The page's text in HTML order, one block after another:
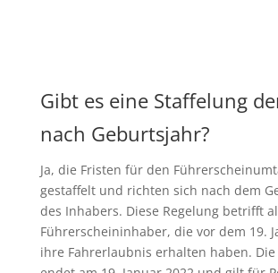
Gibt es eine Staffelung
nach Geburtsjahr?
Ja, die Fristen für den
gestaffelt und richten sich nach dem
des Inhabers. Diese Regelung betrifft
Führerscheininhaber, die vor dem 19.
ihre Fahrerlaubnis erhalten haben.